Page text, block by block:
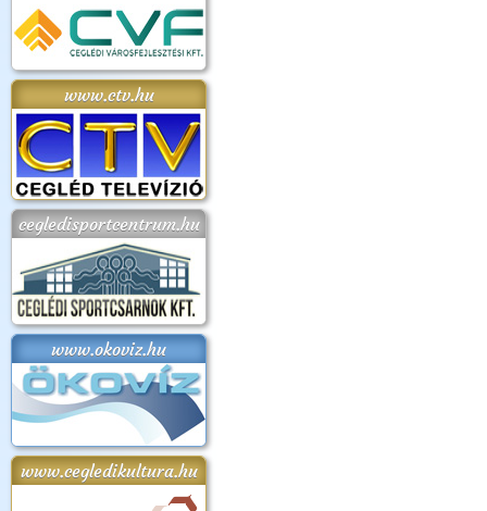
www.ctv.hu
cegledisportcentrum.hu
www.okoviz.hu
www.cegledikultura.hu